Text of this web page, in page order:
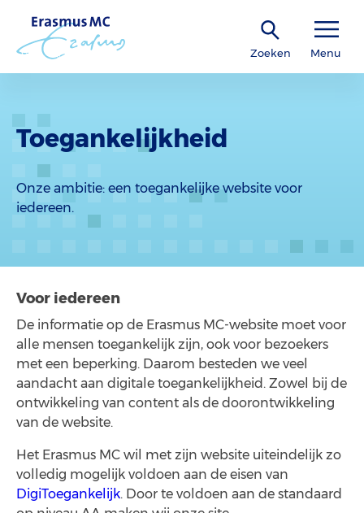
Zoeken Menu
Toegankelijkheid
Onze ambitie: een toegankelijke website voor
iedereen.
Voor iedereen
De informatie op de Erasmus MC-website moet voor
alle mensen toegankelijk zijn, ook voor bezoekers
met een beperking. Daarom besteden we veel
aandacht aan digitale toegankelijkheid. Zowel bij de
ontwikkeling van content als de doorontwikkeling
van de website.
Het Erasmus MC wil met zijn website uiteindelijk zo
volledig mogelijk voldoen aan de eisen van
DigiToegankelijk. Door te voldoen aan de standaard